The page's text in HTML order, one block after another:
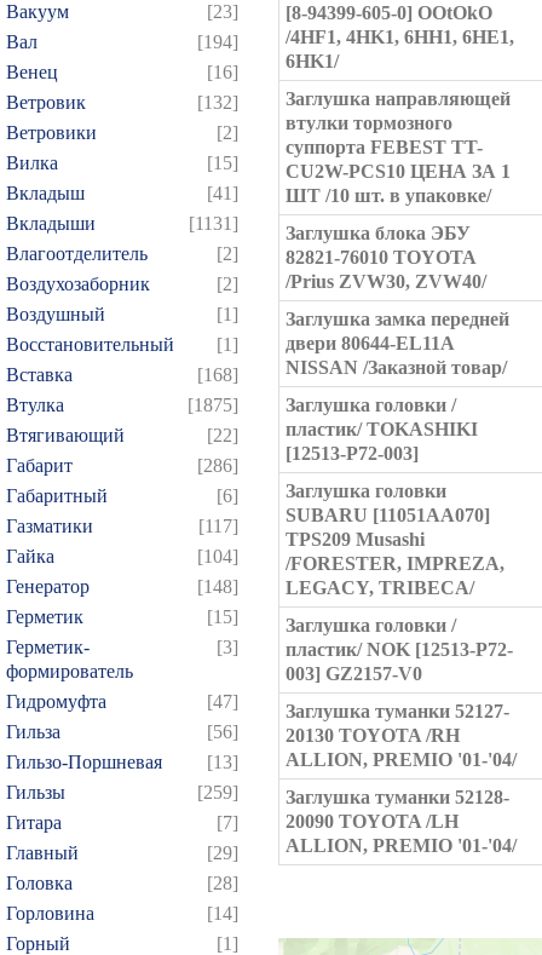
Вакуум
[23]
Вал
[194]
Венец
[16]
Ветровик
[132]
Ветровики
[2]
Вилка
[15]
Вкладыш
[41]
Вкладыши
[1131]
Влагоотделитель
[2]
Воздухозаборник
[2]
Воздушный
[1]
Восстановительный
[1]
Вставка
[168]
Втулка
[1875]
Втягивающий
[22]
Габарит
[286]
Габаритный
[6]
Газматики
[117]
Гайка
[104]
Генератор
[148]
Герметик
[15]
Герметик-
формирователь
[3]
Гидромуфта
[47]
Гильза
[56]
Гильзо-Поршневая
[13]
Гильзы
[259]
Гитара
[7]
Главный
[29]
Головка
[28]
Горловина
[14]
Горный
[1]
[8-94399-605-0] OOtOkO
/4HF1, 4HK1, 6HH1, 6HE1,
6HK1/
Заглушка направляющей
втулки тормозного
суппорта FEBEST TT-
CU2W-PCS10 ЦЕНА ЗА 1
ШТ /10 шт. в упаковке/
Заглушка блока ЭБУ
82821-76010 TOYOTA
/Prius ZVW30, ZVW40/
Заглушка замка передней
двери 80644-EL11A
NISSAN /Заказной товар/
Заглушка головки /
пластик/ TOKASHIKI
[12513-P72-003]
Заглушка головки
SUBARU [11051AA070]
TPS209 Musashi
/FORESTER, IMPREZA,
LEGACY, TRIBECA/
Заглушка головки /
пластик/ NOK [12513-P72-
003] GZ2157-V0
Заглушка туманки 52127-
20130 TOYOTA /RH
ALLION, PREMIO '01-'04/
Заглушка туманки 52128-
20090 TOYOTA /LH
ALLION, PREMIO '01-'04/